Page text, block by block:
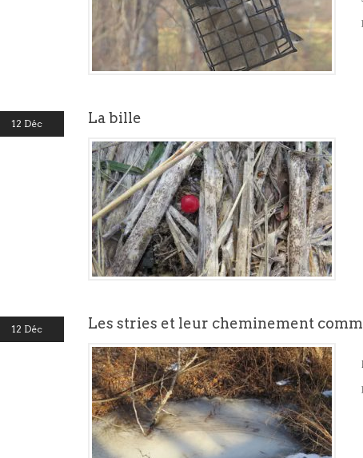
12 Déc La bille
12 Déc Les stries et leur cheminement